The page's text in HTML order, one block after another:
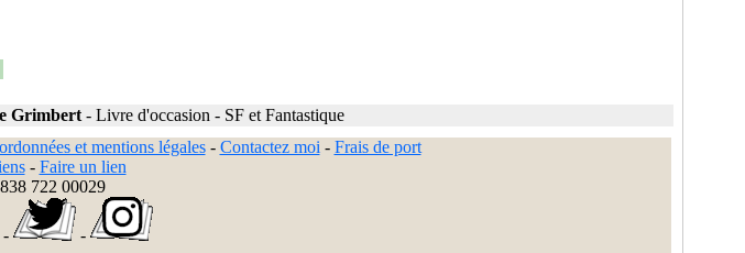
Grimbert- Livre d'occasion - SF et Fantastique
et mentions légales- Contactez moi - Frais de port
- Faire un lien
722 00029
- -